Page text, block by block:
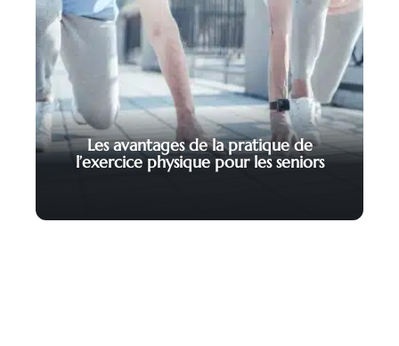
Les avantages de la pratique de
l’exercice physique pour les seniors